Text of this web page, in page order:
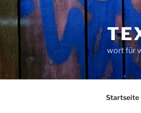
Inhalt
springen
wort für
Startseite